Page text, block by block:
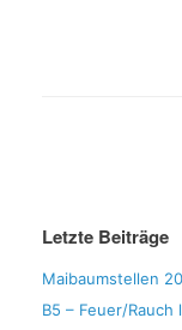
Letzte Beiträge
Maibaumstellen
B5 – Feuer/